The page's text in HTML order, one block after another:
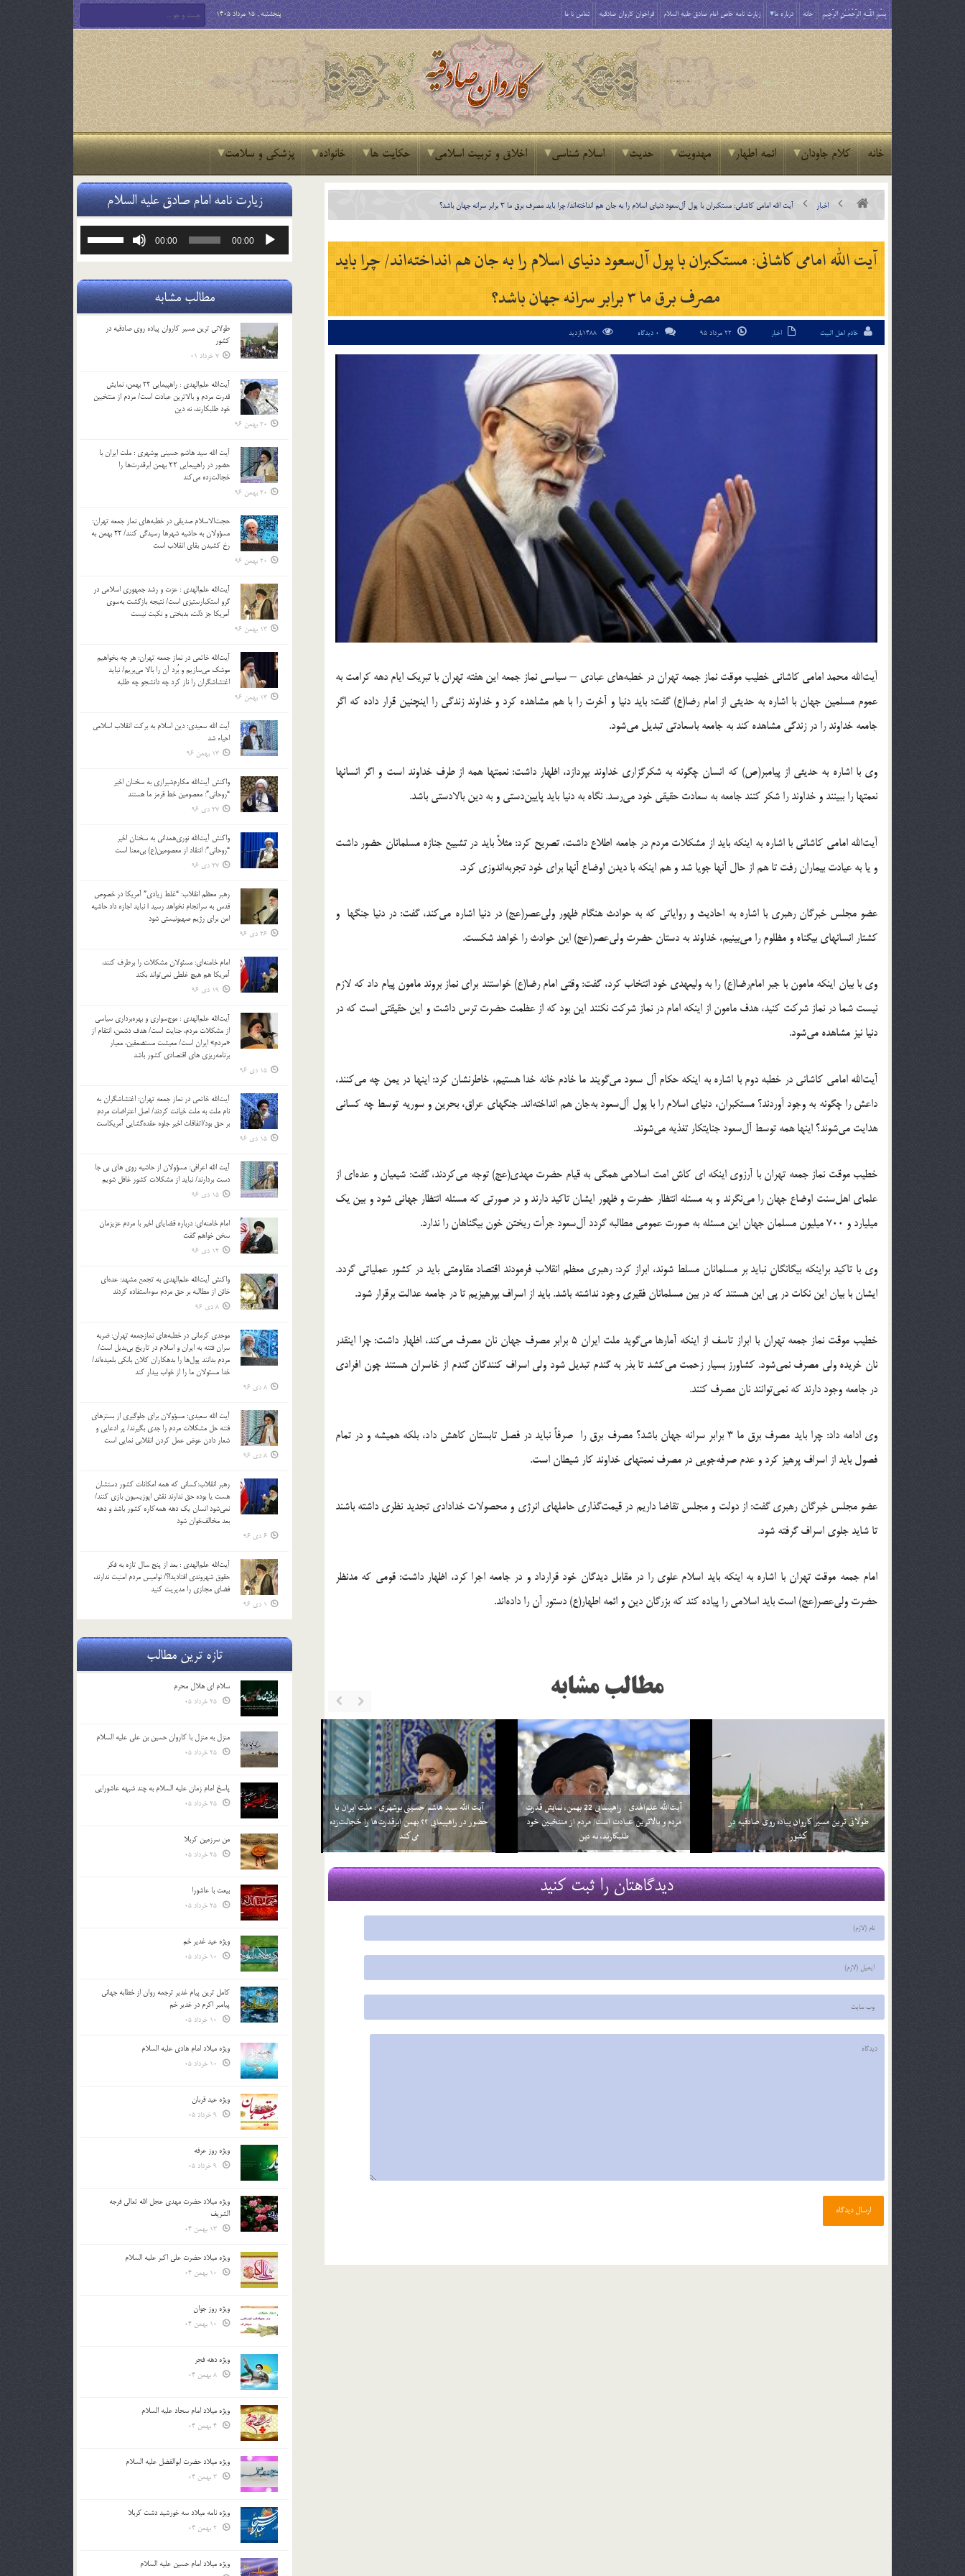
بِسْمِ اللَّـهِ الرَّحْمَـٰنِ الرَّحِيمِ خانه درباره ما زیارت نامه خاص امام صادق علیه السلام فراخوان کاروان صادقیه تماس با ما پنجشنبه , 15 مرداد 1405
خانه کلام جاودان ائمه اطهار مهدویت حدیث اسلام شناسی اخلاق و تربیت اسلامی حکایت ها خانواده پزشکی و سلامت
اخبار آیت الله امامی کاشانی: مستکبران با پول آل‌سعود دنیای اسلام را به‌ جان هم انداخته‌اند/ چرا باید مصرف برق ما ۳ برابر سرانه جهان باشد؟
آیت الله امامی کاشانی: مستکبران با پول آل‌سعود دنیای اسلام را به‌ جان هم انداخته‌اند/ چرا باید
مصرف برق ما ۳ برابر سرانه جهان باشد؟
خادم اهل البیت اخبار 0 دیدگاه
آیت‌الله محمد امامی کاشانی خطیب موقت نماز جمعه تهران در خطبه‌های عبادی – سیاسی نماز جمعه این هفته تهران با تبریک ایام دهه کرامت به
عموم مسلمین جهان با اشاره به حدیثی از امام رضا(ع) گفت: باید دنیا و آخرت را با هم مشاهده کرد و خداوند زندگی را اینچنین قرار داده که اگر
جامعه خداوند را در زندگی مشاهده کند به جامعه باسعادتی تبدیل می‌شود.
وی با اشاره به حدیثی از پیامبر(ص) که انسان چگونه به شکرگزاری خداوند بپردازد، اظهار داشت: نعمتها همه از طرف خداوند است و اگر انسانها
نعمتها را ببینند و خداوند را شکر کنند جامعه به سعادت حقیقی خود می‌رسد. نگاه به دنیا باید پایین‌دستی و به دین بالادستی باشد.
آیت‌الله امامی کاشانی با اشاره به اینکه باید از مشکلات مردم در جامعه اطلاع داشت، تصریح کرد: مثلاً باید در تشییع جنازه مسلمانان حضور داشت
و یا به عیادت بیماران رفت تا هم از حال آنها جویا شد و هم اینکه با دیدن اوضاع آنها برای خود تجربه‌اندوزی کرد.
عضو مجلس خبرگان رهبری با اشاره به احادیث و روایاتی که به حوادث هنگام ظهور ولی‌عصر(عج) در دنیا اشاره می‌کند، گفت: در دنیا جنگها و
کشتار انسانهای بیگناه و مظلوم را می‌بینیم، خداوند به دستان حضرت ولی‌عصر(عج) این حوادث را خواهد شکست.
وی با بیان اینکه مامون با جبر امام‌رضا(ع) را به ولیعهدی خود انتخاب کرد، گفت: وقتی امام رضا(ع) خواستند برای نماز بروند مامون پیام داد که لازم
نیست شما در نماز شرکت کنید، هدف مامون از اینکه امام در نماز شرکت نکنند این بود که از عظمت حضرت ترس داشت و این حقیقتی است که در
دنیا نیز مشاهده می‌شود.
آیت‌الله امامی کاشانی در خطبه‌ دوم با اشاره به اینکه حکام آل سعود می‌گویند ما خادم خانه خدا هستیم، خاطرنشان کرد: اینها در یمن چه می‌کنند،
داعش را چگونه به وجود آوردند؟ مستکبران، دنیای اسلام را با پول آل‌سعود به‌جان هم انداخته‌اند. جنگهای عراق، بحرین و سوریه توسط چه کسانی
هدایت می‌شوند؟ اینها همه توسط آل‌سعود جنایتکار تغذیه می‌شوند.
خطیب موقت نماز جمعه تهران با آرزوی اینکه ای‌ کاش امت اسلامی همگی به قیام حضرت مهدی(عج) توجه می‌کردند، گفت: شیعیان و عده‌ای از
علمای اهل‌سنت اوضاع جهان را می‌نگرند و به مسئله انتظار حضرت و ظهور ایشان تاکید دارند و در صورتی که مسئله انتظار جهانی شود و بین یک
میلیارد و 700 میلیون مسلمان جهان این مسئله به صورت عمومی مطالبه گردد آل‌سعود جرأت ریختن خون بیگناهان را ندارد.
وی با تاکید براینکه بیگانگان نباید بر مسلمانان مسلط شوند، ابراز کرد: رهبری معظم انقلاب فرمودند اقتصاد مقاومتی باید در کشور عملیاتی گردد.
ایشان با بیان این نکات در پی این هستند که در بین مسلمانان فقیری وجود نداشته باشد. باید از اسراف بپرهیزیم تا در جامعه عدالت برقرار شود.
خطیب موقت نماز جمعه تهران با ابراز تاسف از اینکه آمارها می‌گوید ملت ایران 5 برابر مصرف جهان نان مصرف می‌کند، اظهار داشت: چرا اینقدر
نان خریده ولی مصرف نمی‌شود. کشاورز بسیار زحمت می‌کشد تا بذر به گندم تبدیل شود ولی اسراف کنندگان گندم از خاسران هستند چون افرادی
در جامعه وجود دارند که نمی‌توانند نان مصرف کنند.
وی ادامه داد: چرا باید مصرف برق ما 3 برابر سرانه جهان باشد؟ مصرف برق را صرفاً نباید در فصل تابستان کاهش داد، بلکه همیشه و در تمام
فصول باید از اسراف پرهیز کرد و عدم صرفه‌جویی در مصرف نعمتهای خداوند کار شیطان است.
عضو مجلس خبرگان رهبری گفت: از دولت و مجلس تقاضا داریم در قیمت‌گذاری حاملهای انرژی و محصولات خدادادی تجدید نظری داشته باشند
تا شاید جلوی اسراف گرفته شود.
امام جمعه موقت تهران با اشاره به اینکه باید اسلام علوی را در مقابل دیدگان خود قرارداد و در جامعه اجرا کرد، اظهار داشت: قومی که مدنظر
حضرت ولی‌عصر(عج) است باید اسلامی را پیاده کند که بزرگان دین و ائمه اطهار(ع) دستور آن را داده‌اند.
مطالب مشابه
حجت‌الاسلام صدیقی در خطبه‌های نماز جمعه تهران:
مسؤولان به حاشیه شهرها رسیدگی کنند/ 22 بهمن به
رخ کشیدن بقای انقلاب است
20 بهمن 96
آیت‌الله علم‌الهدی : عزت و رشد جمهوری اسلامی در
گرو استکبارستیزی است/ نتیجه بازگشت به‌سوی
آمریکا جز ذلت، بدبختی و نکبت نیست
13 بهمن 96
آیت‌الله خاتمی در نماز جمعه تهران: هر چه بخواهیم
موشک می‌سازیم و بُرد آن را بالا می‌بریم/ نباید
اغتشاشگران را ناز کرد چه دانشجو چه طلبه
13 بهمن 96
دیدگاهتان را ثبت کنید
زیارت نامه امام صادق علیه السلام
پخش‌کننده
00:00
00:00
یا
صدا
کلیدهای
مطالب مشابه
طولانی ترین مسیر کاروان پیاده روی صادقیه در
کشور
7 خرداد 01
آیت‌الله علم‌الهدی : راهپیمایی 22 بهمن، نمایش
قدرت مردم و بالاترین عبادت است/ مردم از منتخبین
خود طلبکارند، نه دین
20 بهمن 96
آیت الله سید هاشم حسینی بوشهری : ملت ایران با
حضور در راهپیمایی ۲۲ بهمن ابرقدرت‌ها را
خجالت‌زده می‌کند
20 بهمن 96
حجت‌الاسلام صدیقی در خطبه‌های نماز جمعه تهران:
مسؤولان به حاشیه شهرها رسیدگی کنند/ 22 بهمن به
رخ کشیدن بقای انقلاب است
20 بهمن 96
آیت‌الله علم‌الهدی : عزت و رشد جمهوری اسلامی در
گرو استکبارستیزی است/ نتیجه بازگشت به‌سوی
آمریکا جز ذلت، بدبختی و نکبت نیست
13 بهمن 96
آیت‌الله خاتمی در نماز جمعه تهران: هر چه بخواهیم
موشک می‌سازیم و بُرد آن را بالا می‌بریم/ نباید
اغتشاشگران را ناز کرد چه دانشجو چه طلبه
13 بهمن 96
آیت الله سعیدی: دین اسلام به برکت انقلاب اسلامی
احیاء شد
13 بهمن 96
واکنش آیت‌الله مکارم‌شیرازی به سخنان اخیر
“روحانی”: معصومین خط قرمز ما هستند
27 دی 96
واکنش آیت‌الله نوری‌همدانی به سخنان اخیر
“روحانی”: انتقاد از معصومین(ع) بی‌معنا است
27 دی 96
رهبر معظم انقلاب: “غلط زیادی” آمریکا در خصوص
قدس به سرانجام نخواهد رسید | نباید اجازه داد حاشیه
امن برای رژیم صهیونیستی شود
26 دی 96
امام خامنه‌ای: مسئولان مشکلات را برطرف کنند،
آمریکا هم هیچ غلطی نمی‌تواند بکند
19 دی 96
آیت‌الله علم‌الهدی : موج‌سواری و بهره‌برداری سیاسی
از مشکلات مردم، جنایت است/ هدف دشمن، انتقام از
«مردم» ایران است/ معیشت مستضعفین، معیار
برنامه‌ریزی های اقتصادی کشور باشد
15 دی 96
آیت‌الله خاتمی در نماز جمعه تهران: اغتشاشگران به
نام ملت به ملت خیانت کردند/ اصل اعتراضات مردم
بر حق بود/اتفاقات اخیر جلوه عقده‌گشایی آمریکاست
15 دی 96
آیت الله اعرافی: مسؤولان از حاشیه روی های بی جا
دست بردارند/ نباید از مشکلات کشور غافل شویم
15 دی 96
امام خامنه‌ای: درباره قضایای اخیر با مردم عزیزمان
سخن خواهم گفت
12 دی 96
واکنش آیت‌الله علم‌الهدی به تجمع مشهد: عده‌ای
خائن از مطالبه بر حق مردم سوءاستفاده کردند
8 دی 96
موحدی کرمانی در خطبه‌های نمازجمعه تهران: ضربه‌
سران فتنه به ایران و اسلام در تاریخ بی‌بدیل است/
مردم بدانند پول‌ها را بدهکاران کلان بانکی بلعیده‌اند/
خدا مسئولان ما را از خواب بیدار کند
8 دی 96
آیت الله سعیدی: مسؤولان برای جلوگیری از بسترهای
فتنه حل مشکلات مردم را جدی بگیرند/ پر ادعایی و
شعار دادن عوض عمل کردن انقلابی نمایی است
8 دی 96
رهبر انقلاب:کسانی که همه امکانات کشور دستشان
هست یا بوده حق ندارند نقش اپوزیسیون بازی کنند/
نمی‌شود انسان یک‌ دهه همه‌کاره کشور باشد و دهه
بعد مخالف‌خوان شود
6 دی 96
آیت‌الله علم‌الهدی : بعد از پنج سال تازه به فکر
حقوق شهروندی افتادید!؟/ نوامیس مردم امنیت ندارند،
فضای مجازی را مدیریت کنید
1 دی 96
تازه ترین مطالب
سلام ای هلال محرم
منزل به منزل با کاروان حسین بن علی علیه السلام
پاسخ امام زمان علیه السلام به چند شبهه عاشورایی
من سرزمین کربلا
بیعت با عاشورا
ویژه عید غدیر خم
کامل ترین پیام غدیر ترجمه روان از خطابه جهانی
پیامبر اکرم در غدیر خم
ویژه میلاد امام هادی علیه السلام
ویژه عید قربان
ویژه روز عرفه
ویژه میلاد حضرت مهدی عجل الله تعالی فرجه
الشريف
ویژه میلاد حضرت علی اکبر علیه السلام
ویژه روز جوان
ویژه دهه فجر
ویژه میلاد امام سجاد علیه السلام
ویژه میلاد حضرت ابوالفضل علیه السلام
ویژه نامه میلاد سه خورشید دشت کربلا
ویژه میلاد امام حسین علیه السلام